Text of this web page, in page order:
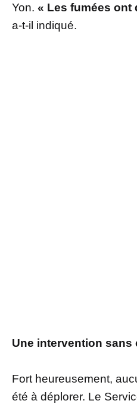
Yon. « Les fumées ont
a-t-il indiqué.
Une intervention sans
Fort heureusement,
été à déplorer. Le